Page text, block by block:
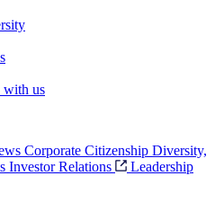
with us
Corporate Citizenship Diversity,
Investor Relations
Leadership